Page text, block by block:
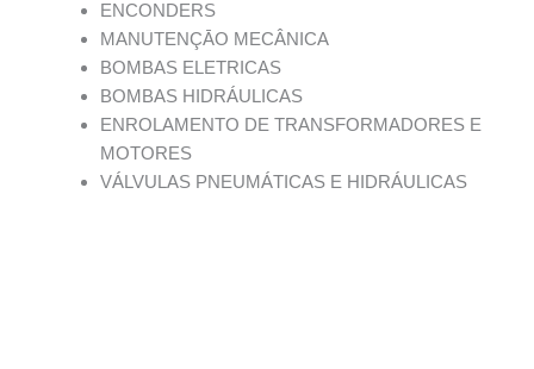
ENCONDERS
MANUTENÇĀO MECÂNICA
BOMBAS ELETRICAS
BOMBAS HIDRÁULICAS
ENROLAMENTO DE TRANSFORMADORES E
MOTORES
VÁLVULAS PNEUMÁTICAS E HIDRÁULICAS